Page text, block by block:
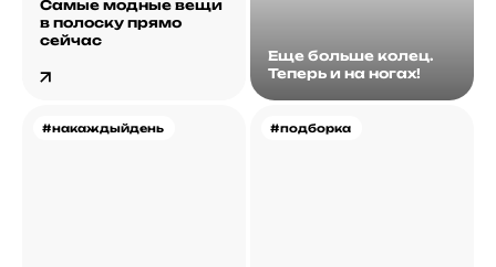
Самые модные вещи
в полоску прямо
сейчас
Еще больше колец.
Теперь и на ногах!
#накаждыйдень #подборка